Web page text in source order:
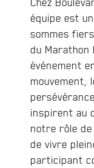
équipe est
sommes
du Marathon
événement
mouvement,
inspirent au
notre rôle
de vivre
participant